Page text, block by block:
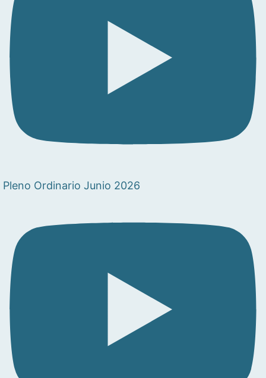
Pleno Ordinario Junio 2026